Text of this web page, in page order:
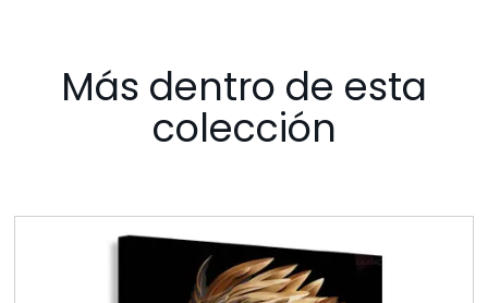
Más dentro de esta
colección